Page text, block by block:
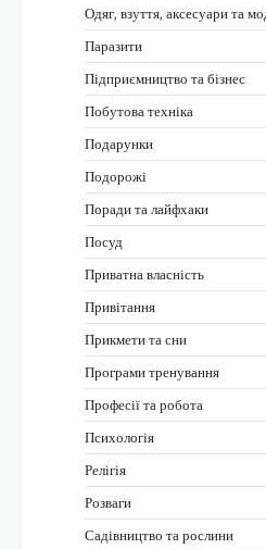
Одяг, взуття, аксесуари та
Паразити
Підприємництво та бізнес
Побутова техніка
Подарунки
Подорожі
Поради та лайфхаки
Посуд
Приватна власність
Привітання
Прикмети та сни
Програми тренування
Професії та робота
Психологія
Релігія
Розваги
Садівництво та рослини